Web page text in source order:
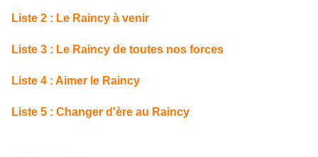
Liste 2 : Le Raincy à venir
Liste 3 : Le Raincy de toutes nos forces
Liste 4 : Aimer le Raincy
Liste 5 : Changer d'ère au Raincy